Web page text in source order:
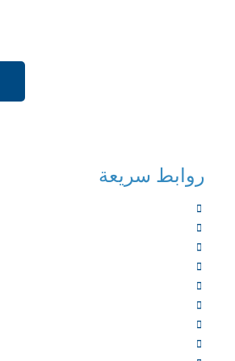
روابط سريعة